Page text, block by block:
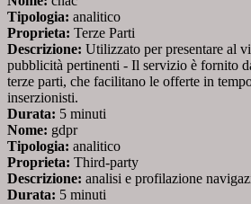
Tipologia: analitico
Proprieta: Terze Parti
Descrizione: Utilizzato per presentare al
pubblicità pertinenti - Il servizio è fornito
terze parti, che facilitano le offerte in
inserzionisti.
Durata: 5 minuti
Nome: gdpr
Tipologia: analitico
Proprieta: Third-party
Descrizione: analisi e profilazione
Durata: 5 minuti